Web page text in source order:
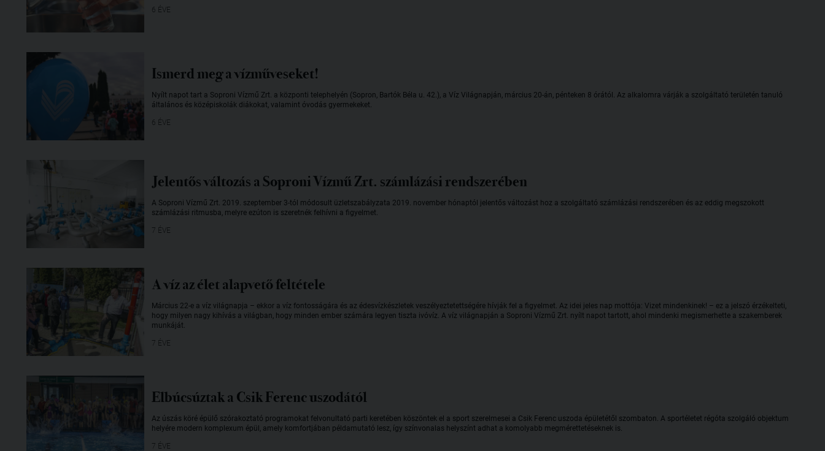
6 ÉVE
Ismerd meg a vízműveseket!
Nyílt napot tart a Soproni Vízmű Zrt. a központi telephelyén (Sopron, Bartók Béla u. 42.), a Víz Világnapján, március 20-án, pénteken 8 órától. Az alkalomra várják a szolgáltató területén tanuló
általános és középiskolák diákokat, valamint óvodás gyermekeket.
6 ÉVE
Jelentős változás a Soproni Vízmű Zrt. számlázási rendszerében
A Soproni Vízmű Zrt. 2019. szeptember 3-tól módosult üzletszabályzata 2019. november hónaptól jelentős változást hoz a szolgáltató számlázási rendszerében és az eddig megszokott
számlázási ritmusba, melyre ezúton is szeretnék felhívni a figyelmet.
7 ÉVE
A víz az élet alapvető feltétele
Március 22-e a víz világnapja – ekkor a víz fontosságára és az édesvízkészletek veszélyeztetettségére hívják fel a figyelmet. Az idei jeles nap mottója: Vizet mindenkinek! – ez a jelszó érzékelteti,
hogy milyen nagy kihívás a világban, hogy minden ember számára legyen tiszta ivóvíz. A víz világnapján a Soproni Vízmű Zrt. nyílt napot tartott, ahol mindenki megismerhette a szakemberek
munkáját.
7 ÉVE
Elbúcsúztak a Csik Ferenc uszodától
Az úszás köré épülő szórakoztató programokat felvonultató parti keretében köszöntek el a sport szerelmesei a Csik Ferenc uszoda épületétől szombaton. A sportéletet régóta szolgáló objektum
helyére modern komplexum épül, amely komfortjában példamutató lesz, így színvonalas helyszínt adhat a komolyabb megmérettetéseknek is.
7 ÉVE